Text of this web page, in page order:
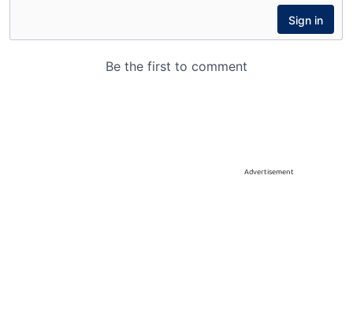
Advertisement